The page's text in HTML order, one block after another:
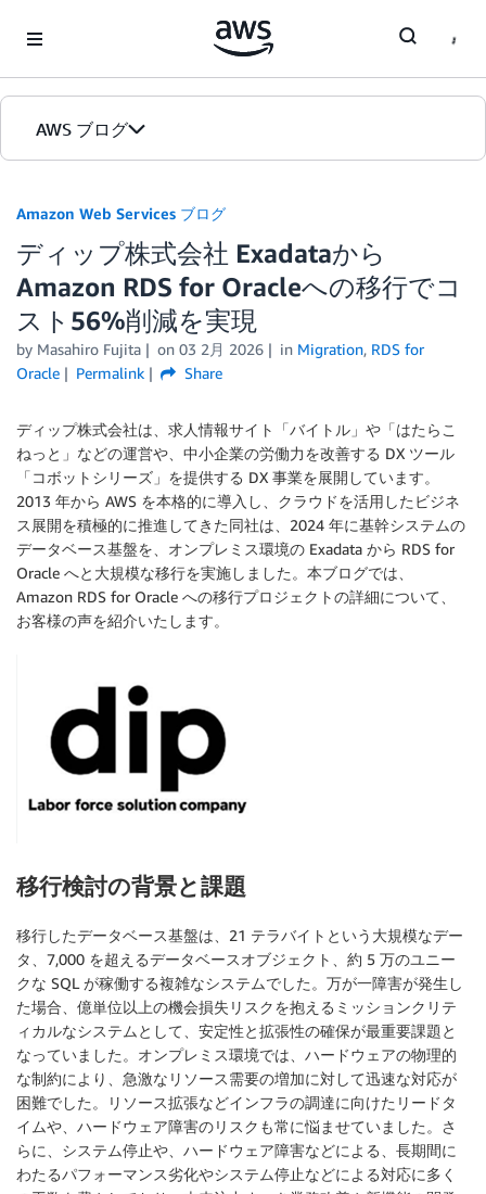
AWS ブログ
カテゴリ
エディション
Amazon Web Services ブログ
ディップ株式会社 Exadataから
Amazon RDS for Oracleへの移行でコ
スト56%削減を実現
by Masahiro Fujita on 03 2月 2026 in Migration, RDS for
Oracle
Permalink Share
ディップ株式会社は、求人情報サイト「バイトル」や「はたらこ
ねっと」などの運営や、中小企業の労働力を改善する DX ツール
「コボットシリーズ」を提供する DX 事業を展開しています。
2013 年から AWS を本格的に導入し、クラウドを活用したビジネ
ス展開を積極的に推進してきた同社は、2024 年に基幹システムの
データベース基盤を、オンプレミス環境の Exadata から RDS for
Oracle へと大規模な移行を実施しました。本ブログでは、
Amazon RDS for Oracle への移行プロジェクトの詳細について、
お客様の声を紹介いたします。
移行検討の背景と課題
移行したデータベース基盤は、21 テラバイトという大規模なデー
タ、7,000 を超えるデータベースオブジェクト、約 5 万のユニー
クな SQL が稼働する複雑なシステムでした。万が一障害が発生し
た場合、億単位以上の機会損失リスクを抱えるミッションクリテ
ィカルなシステムとして、安定性と拡張性の確保が最重要課題と
なっていました。オンプレミス環境では、ハードウェアの物理的
な制約により、急激なリソース需要の増加に対して迅速な対応が
困難でした。リソース拡張などインフラの調達に向けたリードタ
イムや、ハードウェア障害のリスクも常に悩ませていました。さ
らに、システム停止や、ハードウェア障害などによる、長期間に
わたるパフォーマンス劣化やシステム停止などによる対応に多く